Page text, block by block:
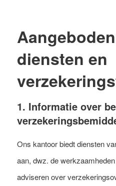
diensten en
1. Informatie over
Ons kantoor biedt diensten
aan, dwz. de
adviseren over